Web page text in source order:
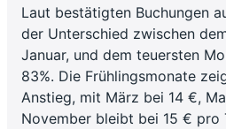
Laut bestätigten Buchungen
der Unterschied zwischen
Januar, und dem teuersten
83%. Die Frühlingsmonate
Anstieg, mit März bei 14 €,
November bleibt bei 15 € pro